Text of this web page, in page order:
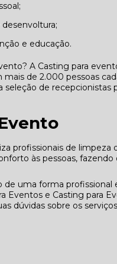
desenvoltura;
e educação.
A Casting para
de 2.000 pessoas
seleção de
profissionais de
às pessoas,
de uma forma
Eventos e Casting para
dúvidas sobre os